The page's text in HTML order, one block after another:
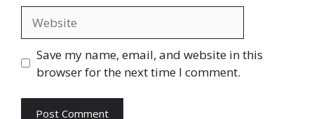
Save my name, email, and website in this
browser for the next time I comment.